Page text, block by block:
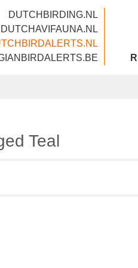
DUTCHBIRDING.NL
DUTCHAVIFAUNA.NL
DUTCHBIRDALERTS.NL
Teal